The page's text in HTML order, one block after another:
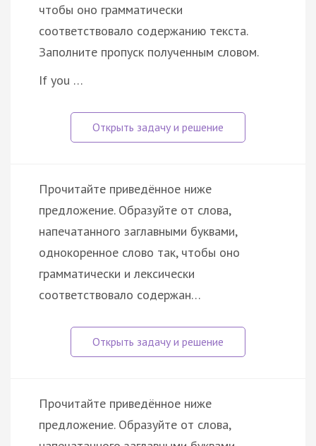
чтобы оно грамматически
соответствовало содержанию текста.
Заполните пропуск полученным словом.
If you …
Прочитайте приведённое ниже
предложение. Образуйте от слова,
напечатанного заглавными буквами,
однокоренное слово так, чтобы оно
грамматически и лексически
соответствовало содержан…
Прочитайте приведённое ниже
предложение. Образуйте от слова,